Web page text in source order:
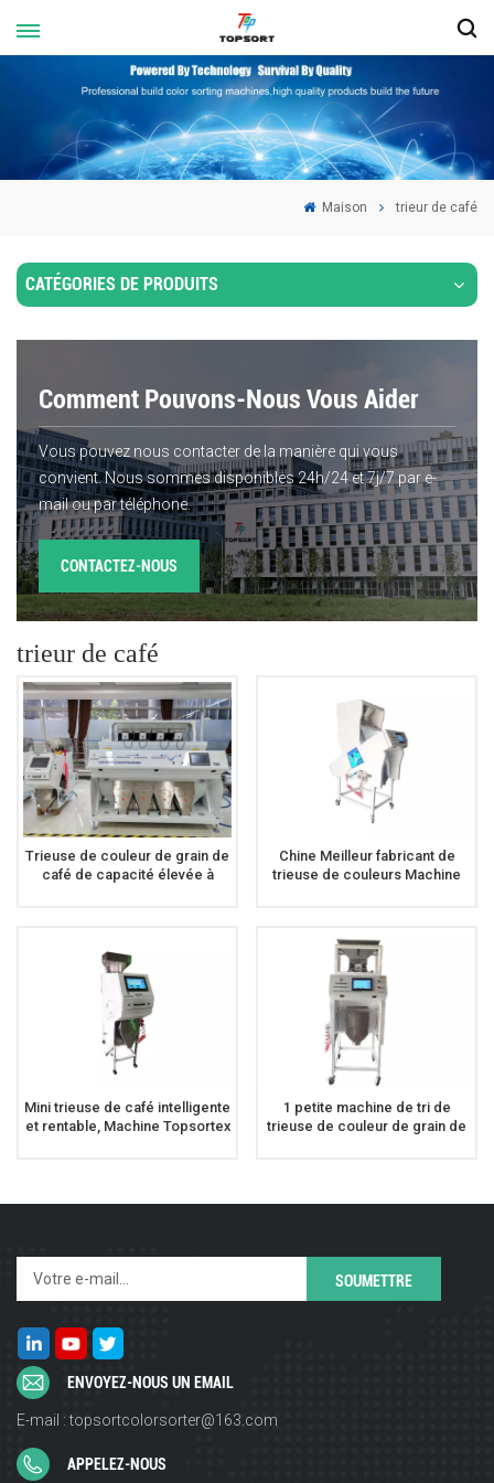
Maison trieur de café
CATÉGORIES DE PRODUITS
Comment Pouvons-Nous Vous Aider
Vous pouvez nous contacter de la manière qui vous
convient. Nous sommes disponibles 24h/24 et 7j/7 par e-
mail ou par téléphone.
CONTACTEZ-NOUS
trieur de café
Trieuse de couleur de grain de
café de capacité élevée à
Chine Meilleur fabricant de
trieuse de couleurs Machine
Mini trieuse de café intelligente
et rentable, Machine Topsortex
1 petite machine de tri de
trieuse de couleur de grain de
ENVOYEZ-NOUS UN EMAIL
E-mail : topsortcolorsorter@163.com
APPELEZ-NOUS